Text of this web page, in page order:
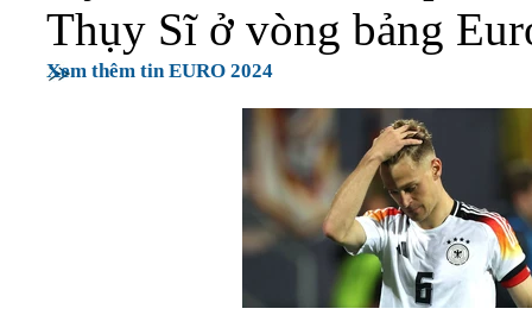
Thụy Sĩ ở vòng bảng
Xem thêm tin EURO 2024